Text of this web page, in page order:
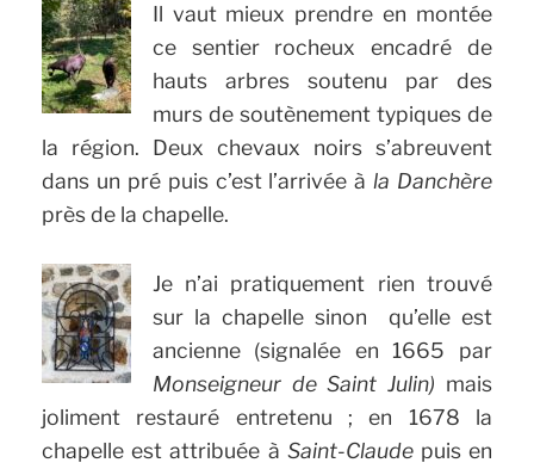
Il vaut mieux prendre en montée
ce sentier rocheux encadré de
hauts arbres soutenu par des
murs de soutènement typiques de
la région. Deux chevaux noirs s’abreuvent
dans un pré puis c’est l’arrivée à la Danchère
près de la chapelle.
Je n’ai pratiquement rien trouvé
sur la chapelle sinon qu’elle est
ancienne (signalée en 1665 par
Monseigneur de Saint Julin) mais
joliment restauré entretenu ; en 1678 la
chapelle est attribuée à Saint-Claudepuis en